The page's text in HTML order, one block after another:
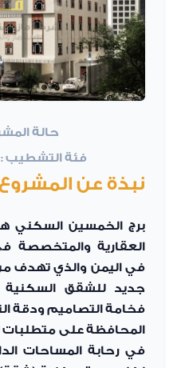
حالة
فئة التشطيب :
نبذة عن
برج الخمسين السكني
العقارية والمتخصصة
في اليمن والذي تهدف
جديد للشقق السكنية
فخامة التصاميم ودقة
المحافظة على متطلبات
في رحابة المساحات